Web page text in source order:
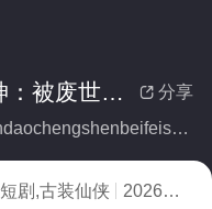
 分享
签到成神：被废世子从种树开始(全集)
别名：qiandaochengshenbeifeishizicongzhongshukaishi
短剧,古装仙侠 2026
3.0